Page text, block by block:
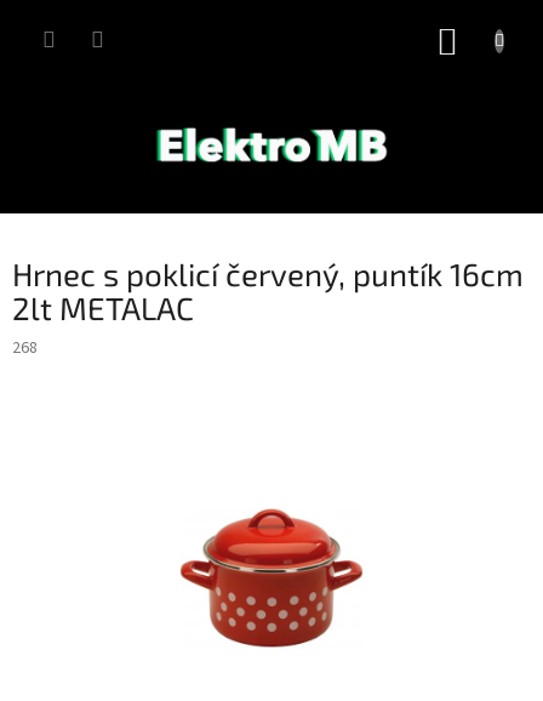
Hrnec s poklicí červený, puntík 16cm
2lt METALAC
268